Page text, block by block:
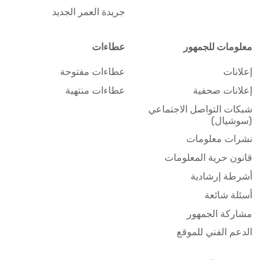
جريدة العمر الجديد
معلومات للجمهور
إعلانات
إعلانات صحفية
شبكات التواصل الاجتماعي
(سوشيال)
نشرات معلومات
قانون حرية المعلومات
أشرطة إرشادية
أسئلة شائعة
مشاركة الجمهور
الدعم الفني للموقع
عطاءات
عطاءات مفتوحة
عطاءات منتهية